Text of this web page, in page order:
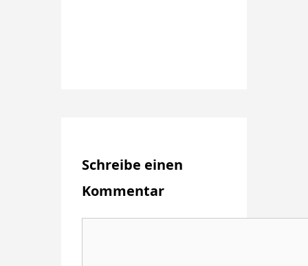
Schreibe einen
Kommentar